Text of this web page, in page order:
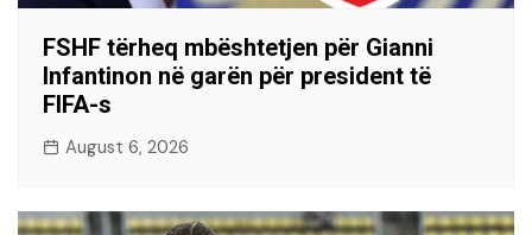
FSHF tërheq mbështetjen për Gianni
Infantinon në garën për president të
FIFA-s
August 6, 2026